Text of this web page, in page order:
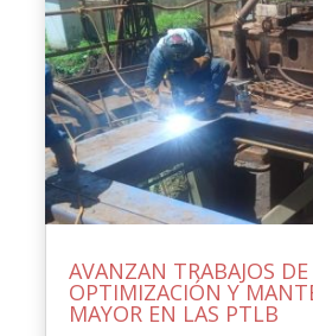
AVANZAN TRABAJOS DE
OPTIMIZACIÓN Y
MAYOR EN LAS PTLB